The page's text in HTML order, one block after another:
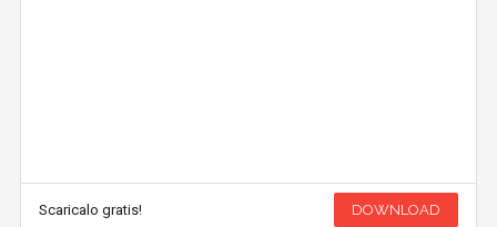
Scaricalo gratis! DOWNLOAD